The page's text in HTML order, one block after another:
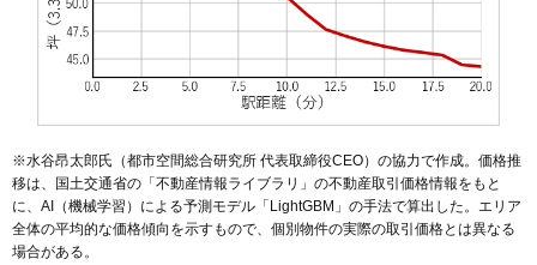
※水谷昂太郎氏（都市空間総合研究所 代表取締役CEO）の協力で作成。価格推
移は、国土交通省の「不動産情報ライブラリ 」の不動産取引価格情報をもと
に、AI（機械学習）による予測モデル「LightGBM」の手法で算出した。エリア
全体の平均的な価格傾向を示すもので、個別物件の実際の取引価格とは異なる
場合がある。